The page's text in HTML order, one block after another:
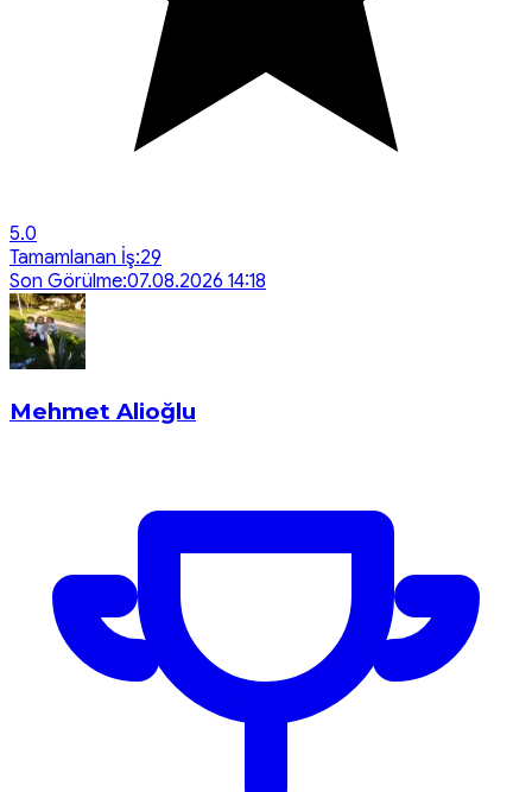
5.0
Tamamlanan İş:29
Son Görülme:07.08.2026 14:18
Mehmet Alioğlu